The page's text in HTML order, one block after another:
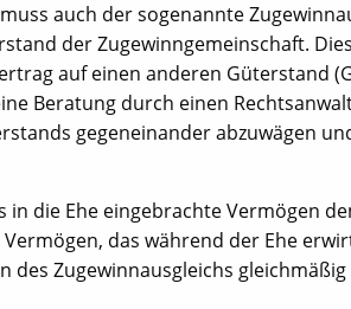
auch der sogenannte
der Zugewinngemeinschaft.
auf einen anderen Güterstand
Beratung durch einen
gegeneinander abzuwägen
die Ehe eingebrachte Vermögen
das während der Ehe
des Zugewinnausgleichs